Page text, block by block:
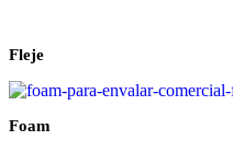
Fleje
Foam